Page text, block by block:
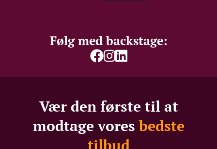
Følg med backstage:
Vær den første til at
modtage voresbedste
tilbud